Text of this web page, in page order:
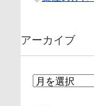
アーカイブ
ア